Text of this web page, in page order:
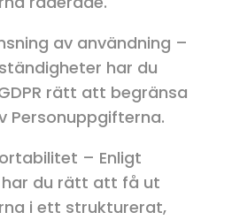
av användning –
har du
rätt att begränsa
Personuppgifterna.
– Enligt
har du rätt att få ut
i ett strukturerat,